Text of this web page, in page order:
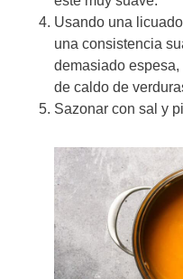
Usando una
una consistencia
demasiado
de caldo de
Sazonar con sal y